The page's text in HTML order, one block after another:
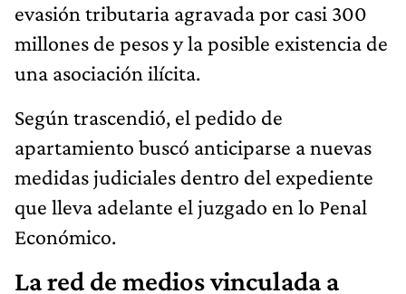
evasión tributaria agravada por casi 300
millones de pesos y la posible existencia de
una asociación ilícita.
Según trascendió, el pedido de
apartamiento buscó anticiparse a nuevas
medidas judiciales dentro del expediente
que lleva adelante el juzgado en lo Penal
Económico.
La red de medios vinculada a